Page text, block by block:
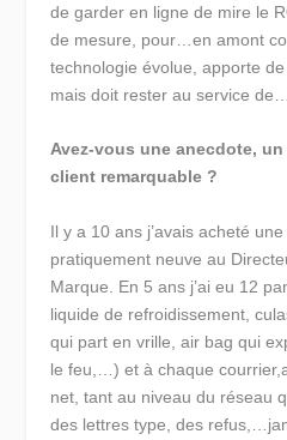
de garder en ligne de mire le
de mesure, pour…en amont
technologie évolue, apporte
mais doit rester au service
Avez-vous une anecdote,
client remarquable ?
Il y a 10 ans j’avais acheté
pratiquement neuve au
Marque. En 5 ans j’ai eu 12
liquide de refroidissement,
qui part en vrille, air bag qui
le feu,…) et à chaque
net, tant au niveau du réseau
des lettres type, des